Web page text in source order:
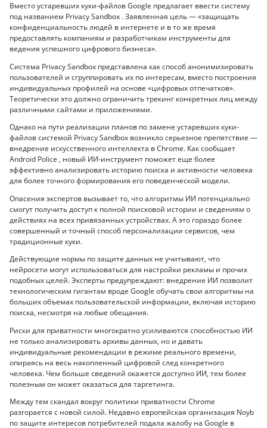
Вместо устаревших куки-файлов Google предлагает ввести систему
под названием Privacy Sandbox . Заявленная цель — «защищать
конфиденциальность людей в интернете и в то же время
предоставлять компаниям и разработчикам инструменты для
ведения успешного цифрового бизнеса».
Система Privacy Sandbox представлена как способ анонимизировать
пользователей и сгруппировать их по интересам, вместо построения
индивидуальных профилей на основе «цифровых отпечатков».
Теоретически это должно ограничить трекинг конкретных лиц между
различными сайтами и приложениями.
Однако на пути реализации планов по замене устаревших куки-
файлов системой Privacy Sandbox возникло серьезное препятствие —
внедрение искусственного интеллекта в Chrome. Как сообщает
Android Police , новый ИИ-инструмент поможет еще более
эффективно анализировать историю поиска и активности человека
для более точного формирования его поведенческой модели.
Опасения экспертов вызывает то, что алгоритмы ИИ потенциально
смогут получить доступ к полной поисковой истории и сведениям о
действиях на всех привязанных устройствах. А это гораздо более
совершенный и точный способ персонализации сервисов, чем
традиционные куки.
Действующие нормы по защите данных не учитывают, что
нейросети могут использоваться для настройки рекламы и прочих
подобных целей. Эксперты предупреждают: внедрение ИИ позволит
технологическим гигантам вроде Google обучать свои алгоритмы на
больших объемах пользовательской информации, включая историю
поиска, несмотря на любые обещания.
Риски для приватности многократно усиливаются способностью ИИ
не только анализировать архивы данных, но и давать
индивидуальные рекомендации в режиме реального времени,
опираясь на весь накопленный цифровой след конкретного
человека. Чем больше сведений окажется доступно ИИ, тем более
полезным он может оказаться для таргетинга.
Между тем скандал вокруг политики приватности Chrome
разгорается с новой силой. Недавно европейская организация Noyb
по защите интересов потребителей подала жалобу на Google в